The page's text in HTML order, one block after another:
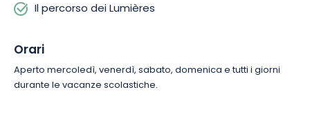
Il percorso dei Lumières
Orari
Aperto mercoledì, venerdì, sabato, domenica e tutti i giorni
durante le vacanze scolastiche.